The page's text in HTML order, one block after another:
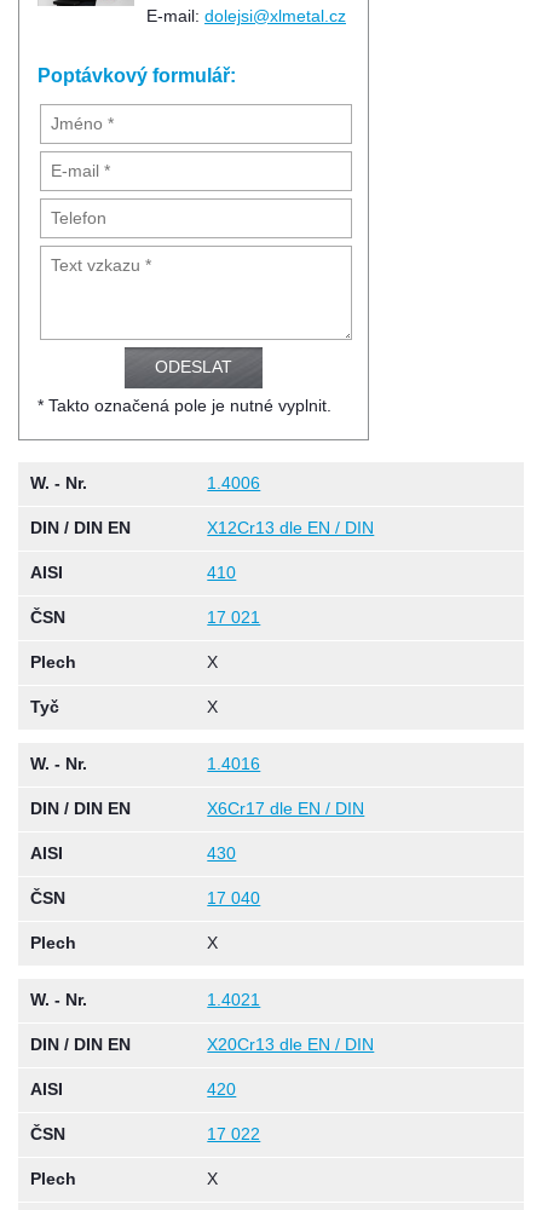
E-mail: dolejsi@xlmetal.cz
Poptávkový formulář:
* Takto označená pole je nutné vyplnit.
W. - Nr. 1.4006
DIN / DIN EN X12Cr13 dle EN / DIN
AISI 410
ČSN 17 021
Plech X
Tyč X
W. - Nr. 1.4016
DIN / DIN EN X6Cr17 dle EN / DIN
AISI 430
ČSN 17 040
Plech X
W. - Nr. 1.4021
DIN / DIN EN X20Cr13 dle EN / DIN
AISI 420
ČSN 17 022
Plech X